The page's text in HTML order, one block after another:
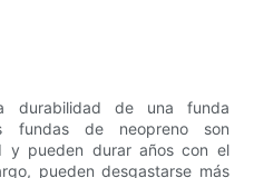
durabilidad de una funda
fundas de neopreno son
y pueden durar años con el
pueden desgastarse más